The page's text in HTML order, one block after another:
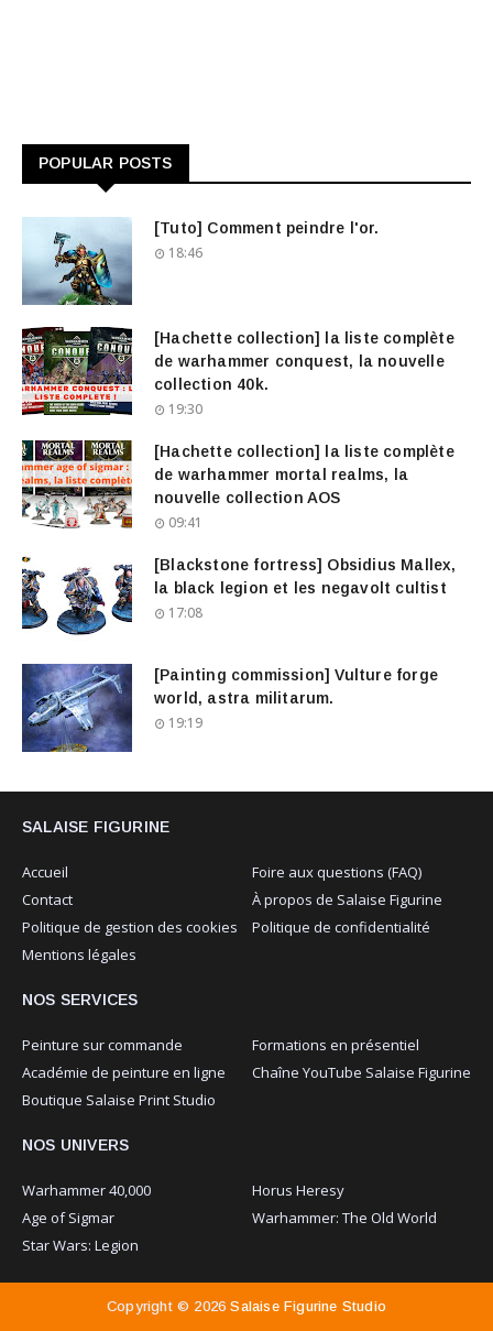
POPULAR POSTS
[Tuto] Comment peindre l'or.
18:46
[Hachette collection] la liste complète
de warhammer conquest, la nouvelle
collection 40k.
19:30
[Hachette collection] la liste complète
de warhammer mortal realms, la
nouvelle collection AOS
09:41
[Blackstone fortress] Obsidius Mallex,
la black legion et les negavolt cultist
17:08
[Painting commission] Vulture forge
world, astra militarum.
19:19
SALAISE FIGURINE
Accueil
Foire aux questions (FAQ)
Contact
À propos de Salaise Figurine
Politique de gestion des cookies
Politique de confidentialité
Mentions légales
NOS SERVICES
Peinture sur commande
Formations en présentiel
Académie de peinture en ligne
Chaîne YouTube Salaise Figurine
Boutique Salaise Print Studio
NOS UNIVERS
Warhammer 40,000
Horus Heresy
Age of Sigmar
Warhammer: The Old World
Star Wars: Legion
Copyright © 2026Salaise Figurine Studio